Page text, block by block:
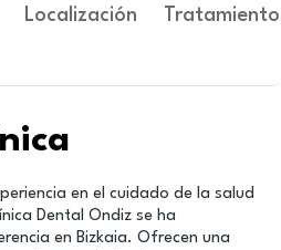
Localización
en el cuidado de la salud
Dental Ondiz se ha
en Bizkaia. Ofrecen una